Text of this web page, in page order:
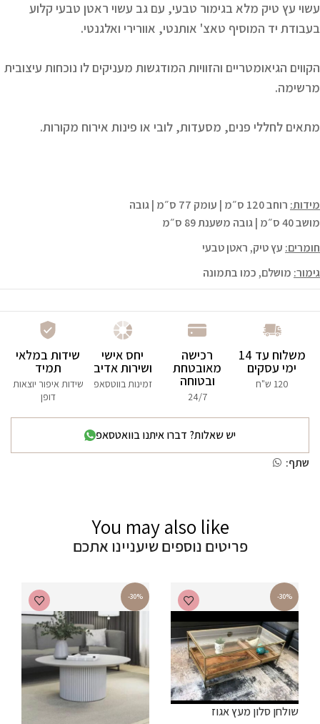
עשוי עץ טיק מלא בגימור טבעי, עם גב עשוי ראטן טבעי קלוע
בעבודת יד המוסיף טאצ' אותנטי, אוורירי ואלגנטי.
הקווים הגיאומטריים והזוויות המודגשות מעניקים לו נוכחות עיצובית
מרשימה.
מתאים לחללי פנים, מסעדות, לובי או פינות אירוח מקורות.
מידות:
רוחב 120 ס״מ | עומק 77 ס״מ | גובה
מושב 40 ס״מ | גובה משענת 89 ס״מ
חומרים: עץ טיק, ראטן טבעי
גימור: מושלם, כמו בתמונה
משלוח עד 14
ימי עסקים
120 ש"ח
רכישה
מאובטחת
ובטוחה
24/7
יחס אישי
ושירות אדיב
זמינות בווטסאפ
שידות במלאי
תמיד
שידות איפור יוצאות
דופן
יש שאלות? דברו איתנו בוואטסאפ
שתף:
You may also like
פריטים נוספים שיעניינו אתכם
-30%
שולחן סלון מעץ אגוז
-30%